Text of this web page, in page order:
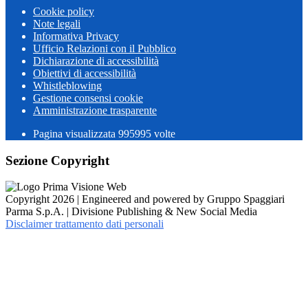
Cookie policy
Note legali
Informativa Privacy
Ufficio Relazioni con il Pubblico
Dichiarazione di accessibilità
Obiettivi di accessibilità
Whistleblowing
Gestione consensi cookie
Amministrazione trasparente
Pagina visualizzata 995995 volte
Sezione Copyright
Copyright 2026 | Engineered and powered by Gruppo Spaggiari
Parma S.p.A. | Divisione Publishing & New Social Media
Disclaimer trattamento dati personali